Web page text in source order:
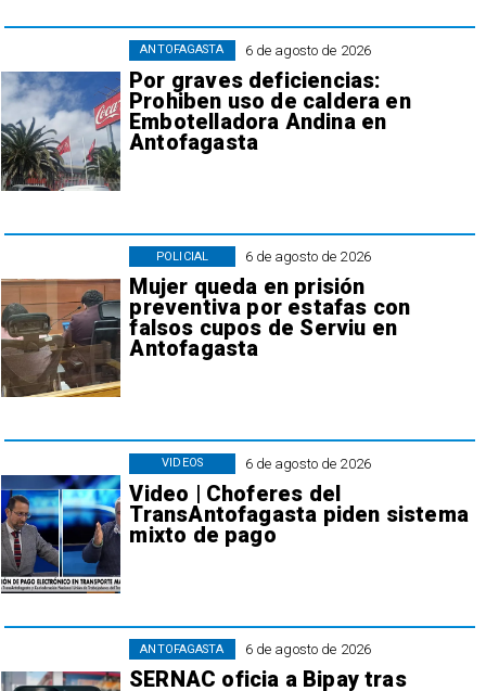
6 de agosto de 2026
Por graves deficiencias:
Prohiben uso de caldera en
Embotelladora Andina en
Antofagasta
ANTOFAGASTA
6 de agosto de 2026
Mujer queda en prisión
preventiva por estafas con
falsos cupos de Serviu en
Antofagasta
POLICIAL
6 de agosto de 2026
Video | Choferes del
TransAntofagasta piden sistema
mixto de pago
VIDEOS
6 de agosto de 2026
SERNAC oficia a Bipay tras
ANTOFAGASTA